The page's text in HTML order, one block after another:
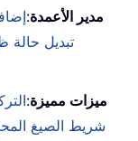
مدير الأعمدة:
تبديل حالة
ميزات مميزة:
شريط الصيغ